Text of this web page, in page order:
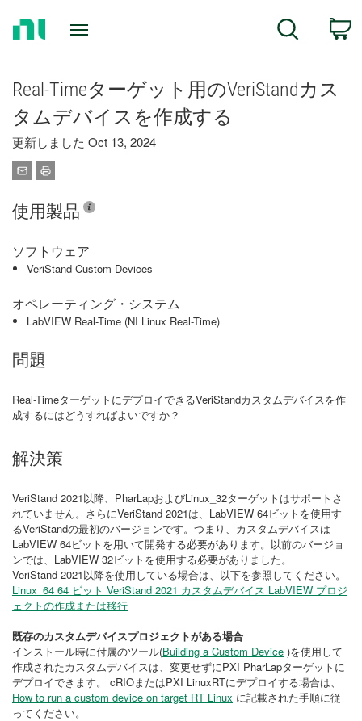
Search
Real-Timeターゲット用のVeriStandカス
タムデバイスを作成する
更新しました Oct 13, 2024
使用製品
ソフトウェア
VeriStand Custom Devices
オペレーティング・システム
LabVIEW Real-Time (NI Linux Real-Time)
問題
Real-TimeターゲットにデプロイできるVeriStandカスタムデバイスを作
成するにはどうすればよいですか？
解決策
VeriStand 2021以降、PharLapおよびLinux_32ターゲットはサポートさ
れていません。さらにVeriStand 2021は、LabVIEW 64ビットを使用す
るVeriStandの最初のバージョンです。つまり、カスタムデバイスは
LabVIEW 64ビットを用いて開発する必要があります。以前のバージョ
ンでは、LabVIEW 32ビットを使用する必要がありました。
VeriStand 2021以降を使用している場合は、以下を参照してください。
Linux_64 64 ビット VeriStand 2021 カスタムデバイス LabVIEW プロジ
ェクトの作成または移行
既存のカスタムデバイスプロジェクトがある場合
インストール時に付属のツール(Building a Custom Device )を使用して
作成されたカスタムデバイスは、変更せずにPXI PharLapターゲットに
デプロイできます。 cRIOまたはPXI LinuxRTにデプロイする場合は、
How to run a custom device on target RT Linux に記載された手順に従
ってください。